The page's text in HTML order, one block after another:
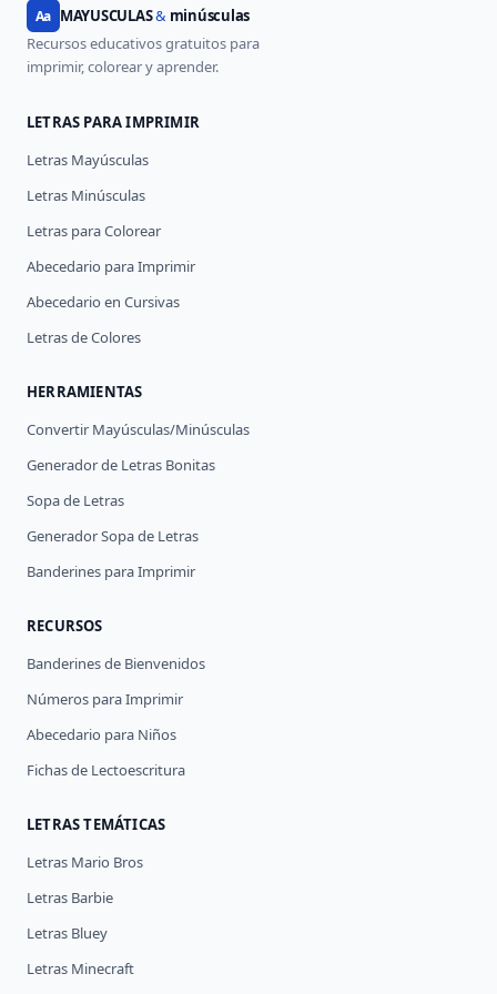
Aa MAYUSCULAS& minúsculas
Recursos educativos gratuitos para
imprimir, colorear y aprender.
LETRAS PARA IMPRIMIR
Letras Mayúsculas
Letras Minúsculas
Letras para Colorear
Abecedario para Imprimir
Abecedario en Cursivas
Letras de Colores
HERRAMIENTAS
Convertir Mayúsculas/Minúsculas
Generador de Letras Bonitas
Sopa de Letras
Generador Sopa de Letras
Banderines para Imprimir
RECURSOS
Banderines de Bienvenidos
Números para Imprimir
Abecedario para Niños
Fichas de Lectoescritura
LETRAS TEMÁTICAS
Letras Mario Bros
Letras Barbie
Letras Bluey
Letras Minecraft